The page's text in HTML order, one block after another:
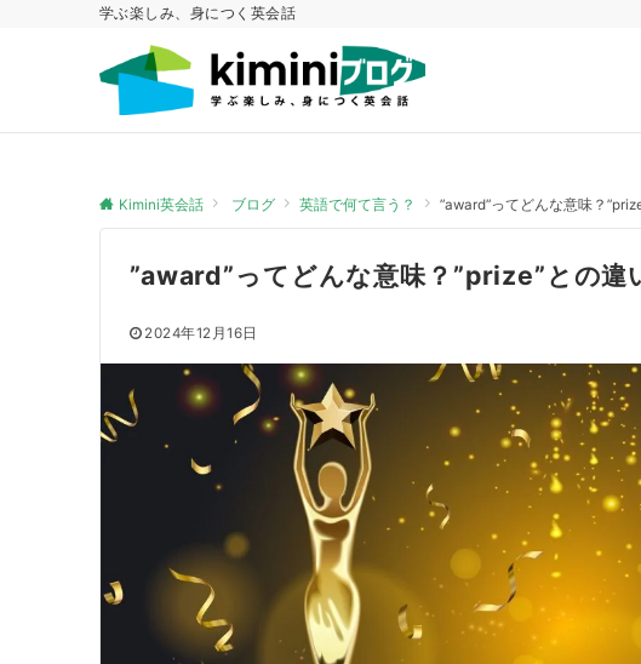
学ぶ楽しみ、身につく英会話
Kimini英会話 ブログ 英語で何て言う？ ”award”ってどんな意味？
”award”ってどんな意味？”prize”との違
2024年12月16日